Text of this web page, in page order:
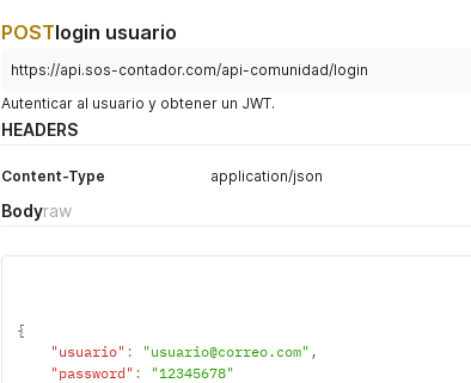
POSTlogin usuario
https://api.sos-contador.com/api-comunidad/login
Autenticar al usuario y obtener un JWT.
HEADERS
Content-Type application/json
Bodyraw
{
"usuario" : "usuario@correo.com" ,
"password" :
"12345678"